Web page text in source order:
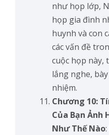
như họp lớp,
họp gia đình
huynh và con
các vấn đề
cuộc họp này,
lắng nghe,
nhiệm.
Chương 10:
Của Bạn Ảnh
Như Thế Nào